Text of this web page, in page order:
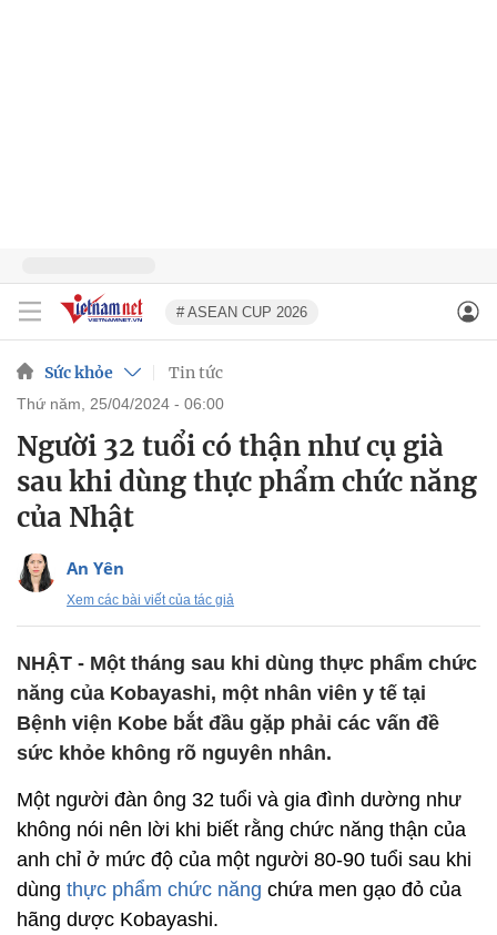
# ASEAN CUP 2026
Sức khỏe Tin tức
thứ năm, 25/04/2024 - 06:00
Người 32 tuổi có thận như cụ già
sau khi dùng thực phẩm chức năng
của Nhật
An Yên
Xem các bài viết của tác giả
NHẬT - Một tháng sau khi dùng thực phẩm chức
năng của Kobayashi, một nhân viên y tế tại
Bệnh viện Kobe bắt đầu gặp phải các vấn đề
sức khỏe không rõ nguyên nhân.
Một người đàn ông 32 tuổi và gia đình dường như
không nói nên lời khi biết rằng chức năng thận của
anh chỉ ở mức độ của một người 80-90 tuổi sau khi
dùng thực phẩm chức năng chứa men gạo đỏ của
hãng dược Kobayashi.